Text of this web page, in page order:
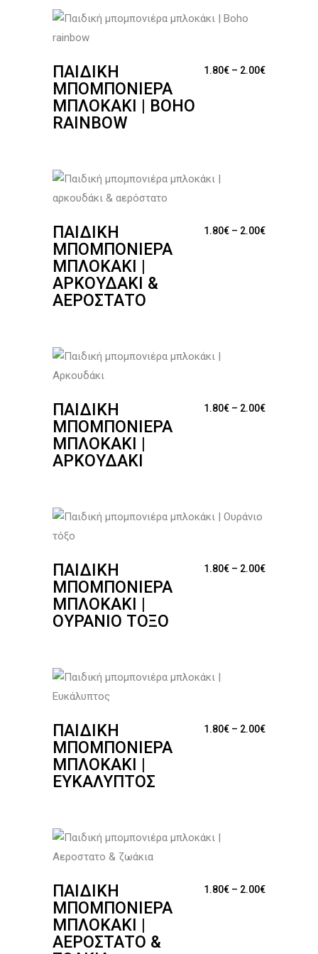
ΠΑΙΔΙΚΉ
ΜΠΟΜΠΟΝΙΈΡΑ
ΜΠΛΟΚΆΚΙ | BOHO
RAINBOW
1.80€ – 2.00€Price
ΠΑΙΔΙΚΉ
ΜΠΟΜΠΟΝΙΈΡΑ
ΜΠΛΟΚΆΚΙ |
ΑΡΚΟΥΔΆΚΙ &
ΑΕΡΌΣΤΑΤΟ
1.80€ – 2.00€Price
ΠΑΙΔΙΚΉ
ΜΠΟΜΠΟΝΙΈΡΑ
ΜΠΛΟΚΆΚΙ |
ΑΡΚΟΥΔΆΚΙ
1.80€ – 2.00€Price
ΠΑΙΔΙΚΉ
ΜΠΟΜΠΟΝΙΈΡΑ
ΜΠΛΟΚΆΚΙ |
ΟΥΡΆΝΙΟ ΤΌΞΟ
1.80€ – 2.00€Price
ΠΑΙΔΙΚΉ
ΜΠΟΜΠΟΝΙΈΡΑ
ΜΠΛΟΚΆΚΙ |
ΕΥΚΆΛΥΠΤΟΣ
1.80€ – 2.00€Price
ΠΑΙΔΙΚΉ
ΜΠΟΜΠΟΝΙΈΡΑ
ΜΠΛΟΚΆΚΙ |
ΑΕΡΟΣΤΑΤΟ &
1.80€ – 2.00€Price